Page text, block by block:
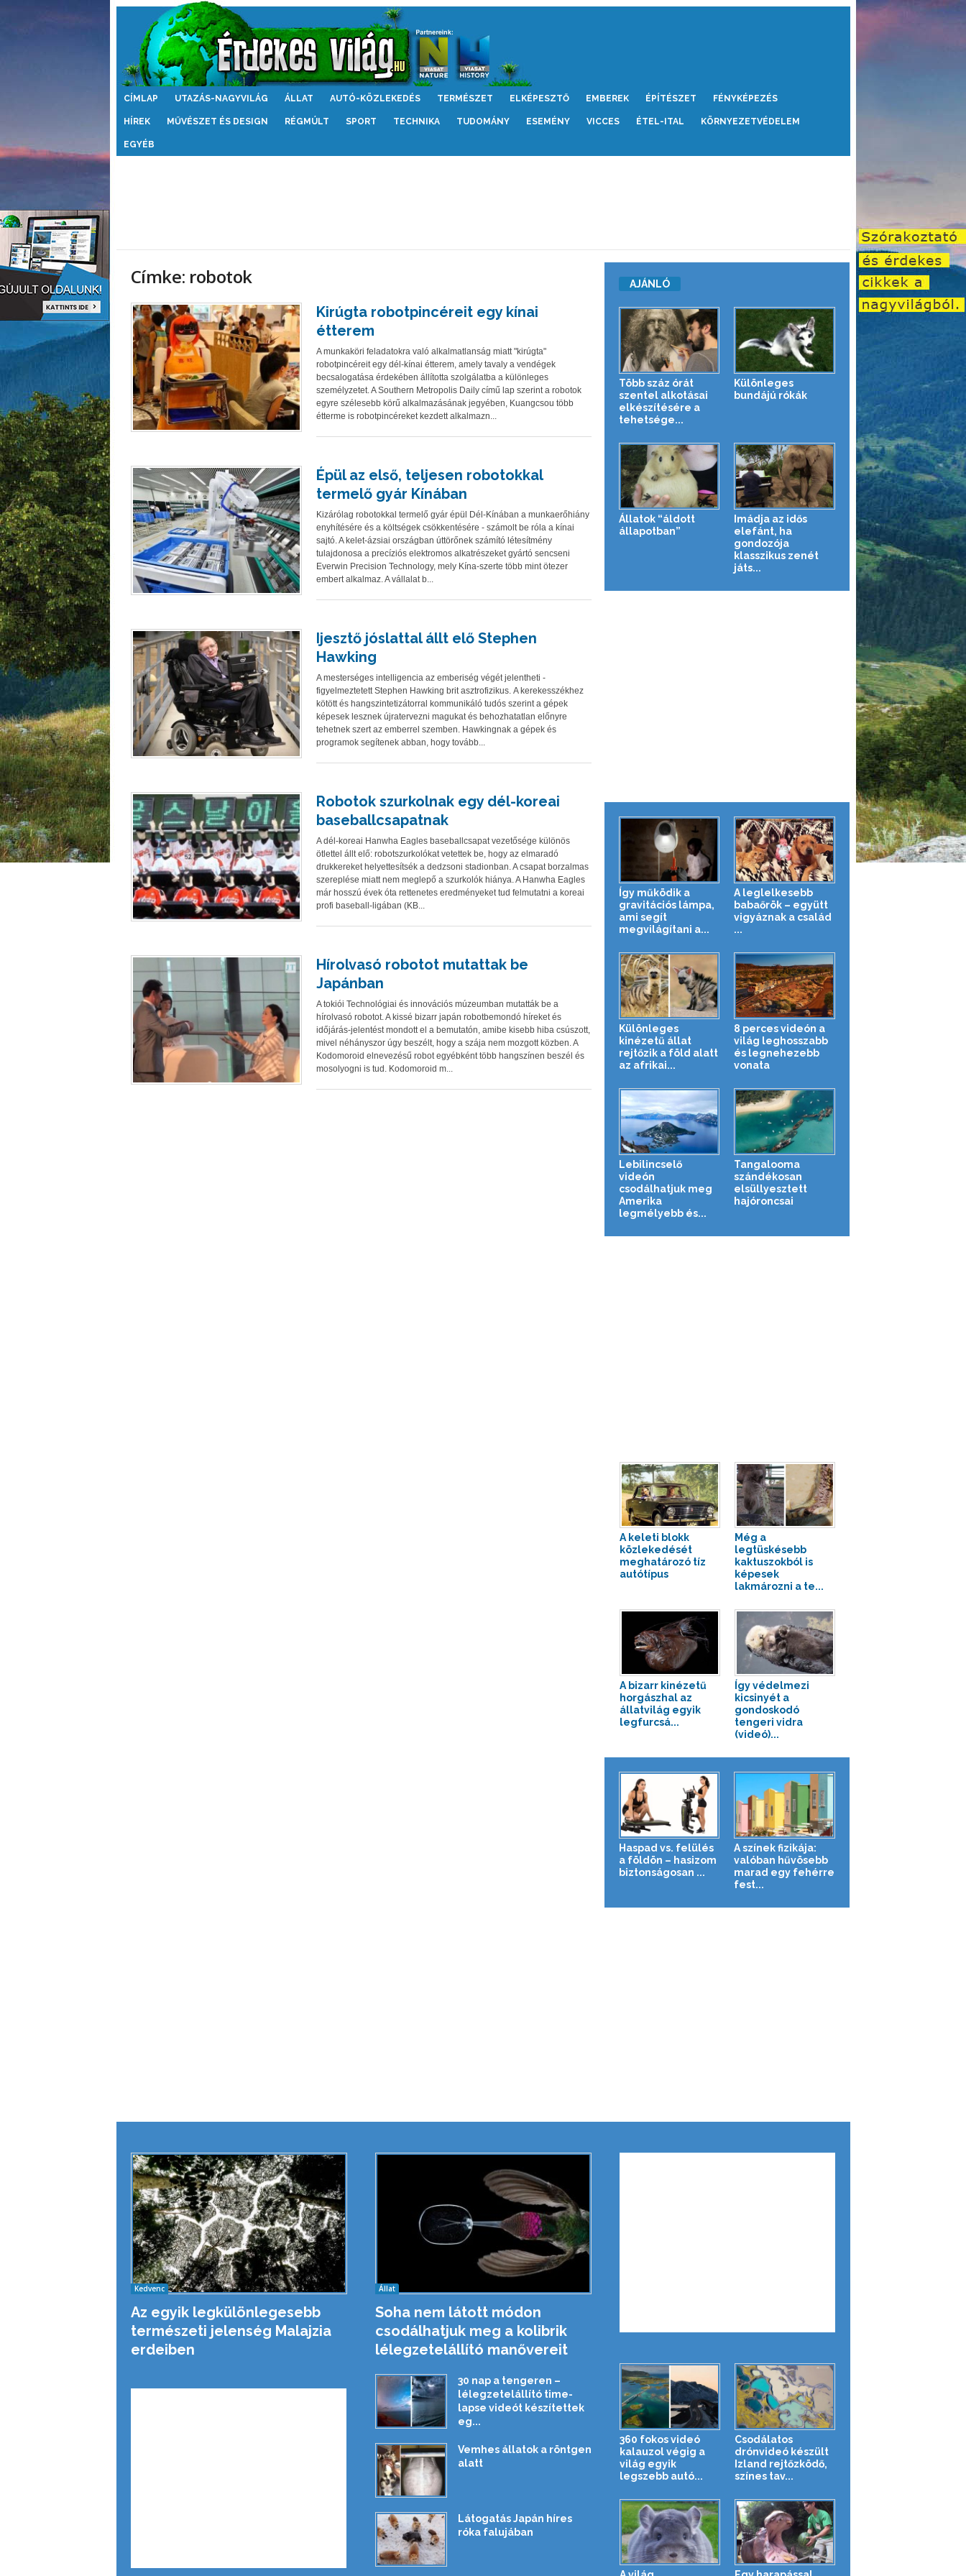
Érdekes
CÍMLAP UTAZÁS-NAGYVILÁG ÁLLAT AUTÓ-KÖZLEKEDÉS TERMÉSZET ELKÉPESZTŐ EMBEREK ÉPÍTÉSZET FÉNYKÉPEZÉS
HÍREK MŰVÉSZET ÉS DESIGN RÉGMÚLT SPORT TECHNIKA TUDOMÁNY ESEMÉNY VICCES ÉTEL-ITAL KÖRNYEZETVÉDELEM
EGYÉB
Címke: robotok
Kirúgta robotpincéreit egy kínai
étterem
A munkaköri feladatokra való alkalmatlanság miatt "kirúgta"
robotpincéreit egy dél-kínai étterem, amely tavaly a vendégek
becsalogatása érdekében állította szolgálatba a különleges
személyzetet. A Southern Metropolis Daily című lap szerint a robotok
egyre szélesebb körű alkalmazásának jegyében, Kuangcsou több
étterme is robotpincéreket kezdett alkalmazn...
Épül az első, teljesen robotokkal
termelő gyár Kínában
Kizárólag robotokkal termelő gyár épül Dél-Kínában a munkaerőhiány
enyhítésére és a költségek csökkentésére - számolt be róla a kínai
sajtó. A kelet-ázsiai országban úttörőnek számító létesítmény
tulajdonosa a precíziós elektromos alkatrészeket gyártó sencseni
Everwin Precision Technology, mely Kína-szerte több mint ötezer
embert alkalmaz. A vállalat b...
Ijesztő jóslattal állt elő Stephen
Hawking
A mesterséges intelligencia az emberiség végét jelentheti -
figyelmeztetett Stephen Hawking brit asztrofizikus. A kerekesszékhez
kötött és hangszintetizátorral kommunikáló tudós szerint a gépek
képesek lesznek újratervezni magukat és behozhatatlan előnyre
tehetnek szert az emberrel szemben. Hawkingnak a gépek és
programok segítenek abban, hogy tovább...
Robotok szurkolnak egy dél-koreai
baseballcsapatnak
A dél-koreai Hanwha Eagles baseballcsapat vezetősége különös
ötlettel állt elő: robotszurkolókat vetettek be, hogy az elmaradó
drukkereket helyettesítsék a dedzsoni stadionban. A csapat borzalmas
szereplése miatt nem meglepő a szurkolók hiánya. A Hanwha Eagles
már hosszú évek óta rettenetes eredményeket tud felmutatni a koreai
profi baseball-ligában (KB...
Hírolvasó robotot mutattak be
Japánban
A tokiói Technológiai és innovációs múzeumban mutatták be a
hírolvasó robotot. A kissé bizarr japán robotbemondó híreket és
időjárás-jelentést mondott el a bemutatón, amibe kisebb hiba csúszott,
mivel néhányszor úgy beszélt, hogy a szája nem mozgott közben. A
Kodomoroid elnevezésű robot egyébként több hangszínen beszél és
mosolyogni is tud. Kodomoroid m...
AJÁNLÓ
Több száz órát
szentel alkotásai
elkészítésére a
tehetsége...
Különleges
bundájú rókák
Állatok “áldott
állapotban”
Imádja az idős
elefánt, ha
gondozója
klasszikus zenét
játs...
Így működik a
gravitációs lámpa,
ami segít
megvilágítani a...
A leglelkesebb
babaőrök – együtt
vigyáznak a család
...
Különleges
kinézetű állat
rejtőzik a föld alatt
az afrikai...
8 perces videón a
világ leghosszabb
és legnehezebb
vonata
Lebilincselő
videón
csodálhatjuk meg
Amerika
legmélyebb és...
Tangalooma
szándékosan
elsüllyesztett
hajóroncsai
A keleti blokk
közlekedését
meghatározó tíz
autótípus
Még a
legtüskésebb
kaktuszokból is
képesek
lakmározni a te...
A bizarr kinézetű
horgászhal az
állatvilág egyik
legfurcsá...
Így védelmezi
kicsinyét a
gondoskodó
tengeri vidra
(videó)...
Haspad vs. felülés
a földön – hasizom
biztonságosan ...
A színek fizikája:
valóban hűvösebb
marad egy fehérre
fest...
Kedvenc
Az egyik legkülönlegesebb
természeti jelenség Malajzia
erdeiben
Állat
Soha nem látott módon
csodálhatjuk meg a kolibrik
lélegzetelállító manővereit
30 nap a tengeren –
lélegzetelállító time-
lapse videót készítettek
eg...
Vemhes állatok a röntgen
alatt
Látogatás Japán híres
róka falujában
360 fokos videó
kalauzol végig a
világ egyik
legszebb autó...
Csodálatos
drónvideó készült
Izland rejtőzködő,
színes tav...